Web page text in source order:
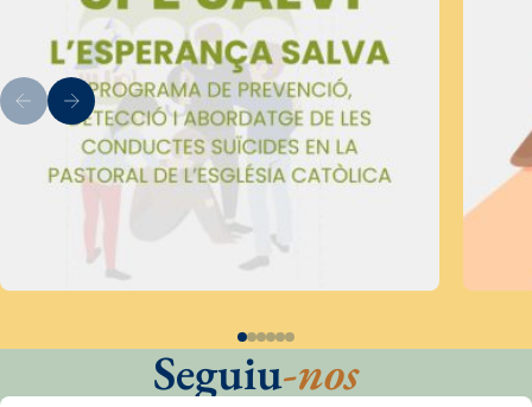
Seguiu-nos